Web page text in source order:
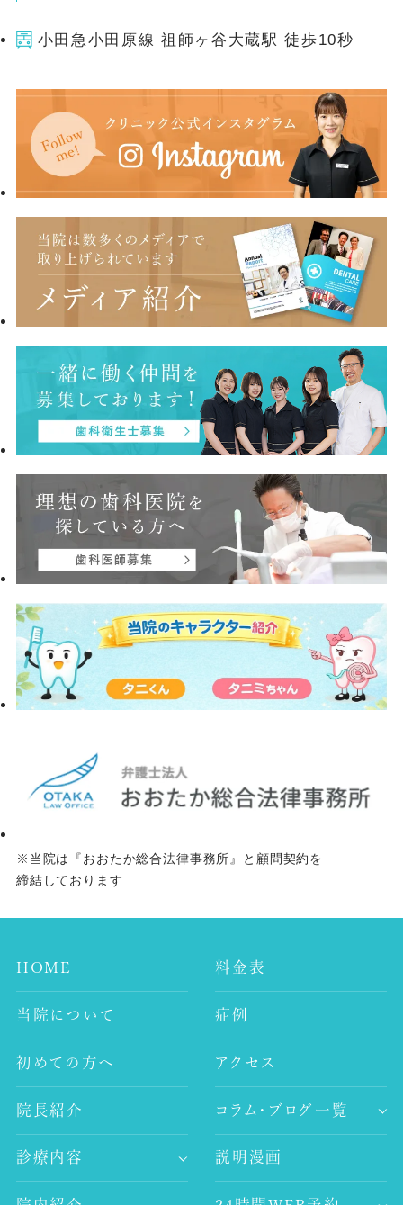
小田急小田原線 祖師ヶ谷大蔵駅 徒歩10秒
※当院は『おおたか総合法律事務所』と顧問契約を
締結しております
HOME
当院について
初めての方へ
院長紹介
診療内容
-歯が痛い
料金表
症例
アクセス
コラム・ブログ一覧
-歯科コラム
-院長ブログ
説明漫画